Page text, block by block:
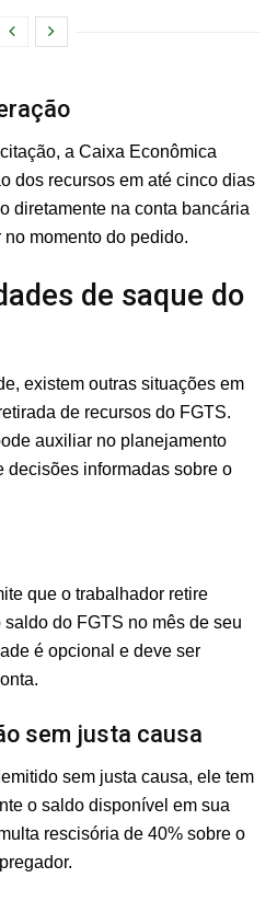
a Caixa Econômica
dos recursos em até cinco dias
diretamente na conta bancária
momento do pedido.
de saque do
existem outras situações em
de recursos do FGTS.
auxiliar no planejamento
decisões informadas sobre o
que o trabalhador retire
do FGTS no mês de seu
é opcional e deve ser
sem justa causa
sem justa causa, ele tem
o saldo disponível em sua
rescisória de 40% sobre o